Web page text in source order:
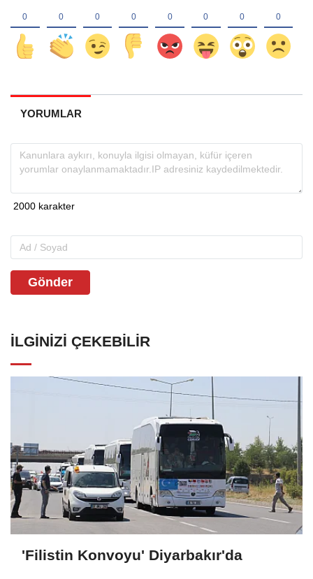
YORUMLAR
Gönder
İLGINIZI ÇEKEBILIR
'Filistin Konvoyu' Diyarbakır'da